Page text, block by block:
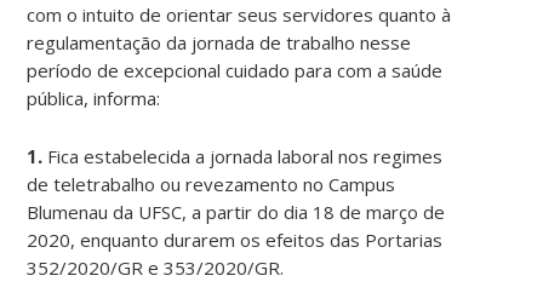
com o intuito de orientar seus servidores quanto à
regulamentação da jornada de trabalho nesse
período de excepcional cuidado para com a saúde
pública, informa:
1. Fica estabelecida a jornada laboral nos regimes
de teletrabalho ou revezamento no Campus
Blumenau da UFSC, a partir do dia 18 de março de
2020, enquanto durarem os efeitos das Portarias
352/2020/GR e 353/2020/GR.